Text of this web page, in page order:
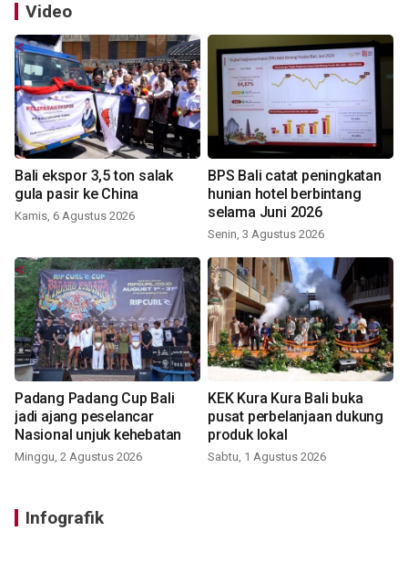
Video
Bali ekspor 3,5 ton salak
gula pasir ke China
Kamis, 6 Agustus 2026
BPS Bali catat peningkatan
hunian hotel berbintang
selama Juni 2026
Senin, 3 Agustus 2026
Padang Padang Cup Bali
jadi ajang peselancar
Nasional unjuk kehebatan
Minggu, 2 Agustus 2026
KEK Kura Kura Bali buka
pusat perbelanjaan dukung
produk lokal
Sabtu, 1 Agustus 2026
Infografik